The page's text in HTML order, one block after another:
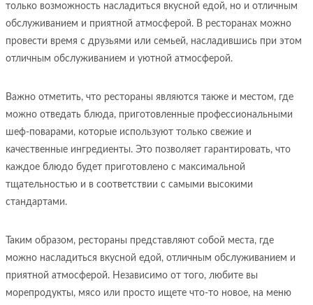
только возможность насладиться вкусной едой, но и отличным
обслуживанием и приятной атмосферой. В ресторанах можно
провести время с друзьями или семьей, насладившись при этом
отличным обслуживанием и уютной атмосферой.
Важно отметить, что рестораны являются также и местом, где
можно отведать блюда, приготовленные профессиональными
шеф-поварами, которые используют только свежие и
качественные ингредиенты. Это позволяет гарантировать, что
каждое блюдо будет приготовлено с максимальной
тщательностью и в соответствии с самыми высокими
стандартами.
Таким образом, рестораны представляют собой места, где
можно насладиться вкусной едой, отличным обслуживанием и
приятной атмосферой. Независимо от того, любите вы
морепродукты, мясо или просто ищете что-то новое, на меню